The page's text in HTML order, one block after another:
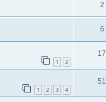
2
6
1 2
17
1 2 3 4
51